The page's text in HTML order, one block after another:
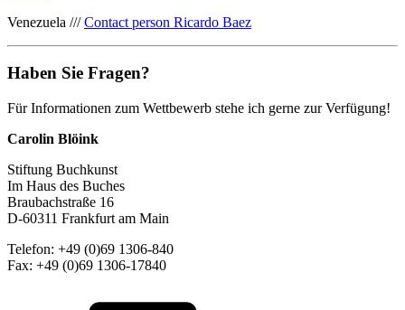
Venezuela ///Contact person Ricardo Baez
Haben Sie Fragen?
Für Informationen zum Wettbewerb stehe ich gerne zur Verfügung!
Carolin Blöink
Stiftung Buchkunst
Im Haus des Buches
Braubachstraße 16
D-60311 Frankfurt am Main
Telefon: +49 (0)69 1306-840
Fax: +49 (0)69 1306-17840